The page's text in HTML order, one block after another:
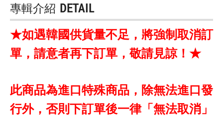
專輯介紹 DETAIL
★如遇韓國供貨量不足，將強制取消訂
單，請意者再下訂單，敬請見諒！★
此商品為進口特殊商品，除無法進口發
行外，否則下訂單後一律「無法取消」